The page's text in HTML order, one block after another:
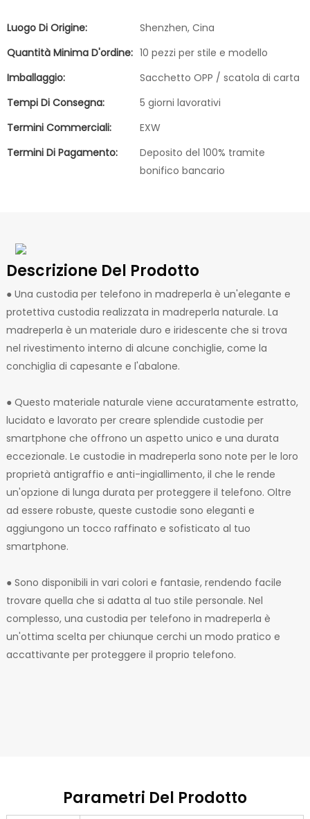
Luogo Di Origine:
Shenzhen, Cina
Quantità Minima D'ordine: 10 pezzi per stile e modello
Imballaggio:
Sacchetto OPP / scatola di carta
Tempi Di Consegna:
5 giorni lavorativi
Termini Commerciali:
EXW
Termini Di Pagamento:
Deposito del 100% tramite
bonifico bancario
Descrizione Del Prodotto
● Una custodia per telefono in madreperla è un'elegante e
protettiva custodia realizzata in madreperla naturale. La
madreperla è un materiale duro e iridescente che si trova
nel rivestimento interno di alcune conchiglie, come la
conchiglia di capesante e l'abalone.
● Questo materiale naturale viene accuratamente estratto,
lucidato e lavorato per creare splendide custodie per
smartphone che offrono un aspetto unico e una durata
eccezionale. Le custodie in madreperla sono note per le loro
proprietà antigraffio e anti-ingiallimento, il che le rende
un'opzione di lunga durata per proteggere il telefono. Oltre
ad essere robuste, queste custodie sono eleganti e
aggiungono un tocco raffinato e sofisticato al tuo
smartphone.
● Sono disponibili in vari colori e fantasie, rendendo facile
trovare quella che si adatta al tuo stile personale. Nel
complesso, una custodia per telefono in madreperla è
un'ottima scelta per chiunque cerchi un modo pratico e
accattivante per proteggere il proprio telefono.
Parametri Del Prodotto